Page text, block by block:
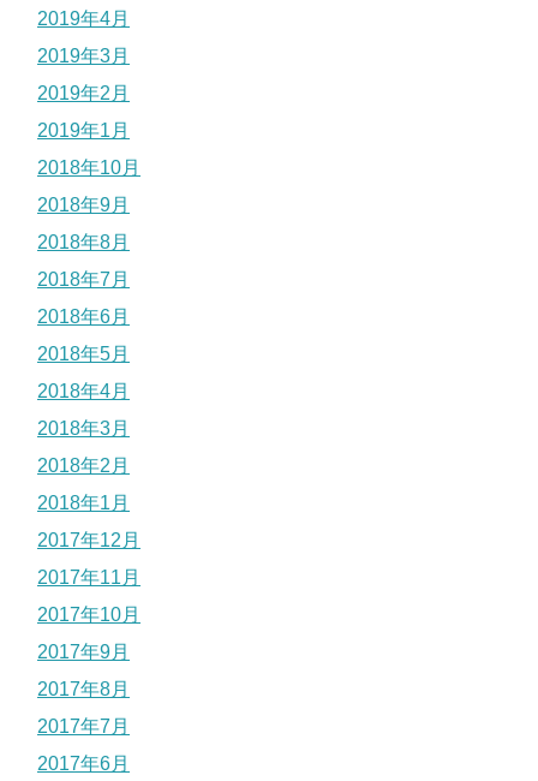
2019年4月
2019年3月
2019年2月
2019年1月
2018年10月
2018年9月
2018年8月
2018年7月
2018年6月
2018年5月
2018年4月
2018年3月
2018年2月
2018年1月
2017年12月
2017年11月
2017年10月
2017年9月
2017年8月
2017年7月
2017年6月